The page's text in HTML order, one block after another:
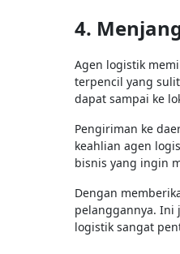
4.
Agen logistik
terpencil yang
dapat sampai ke
Pengiriman ke
keahlian agen
bisnis yang ingin
Dengan
pelanggannya. Ini
logistik sangat